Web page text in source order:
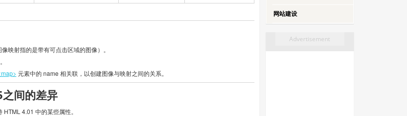
映射指的是带有可点击区域的图像）。
元素中的 name 相关联，以创建图像与映射之间的关系。
间的差异
4.01 中的某些属性。
网站建设
Advertisement